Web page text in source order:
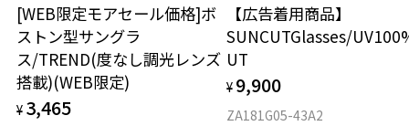
[WEB限定モアセール価格]ボ
ストン型サングラ
ス/TREND(度なし調光レンズ
搭載)(WEB限定)
¥ 3,465
【広告着用商品】
SUNCUTGlasses/
UT
¥ 9,900
ZA181G05-43A2